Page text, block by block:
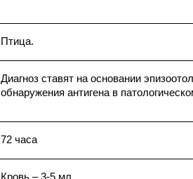
Птица.
Диагноз ставят на основании
обнаружения антигена в
72 часа